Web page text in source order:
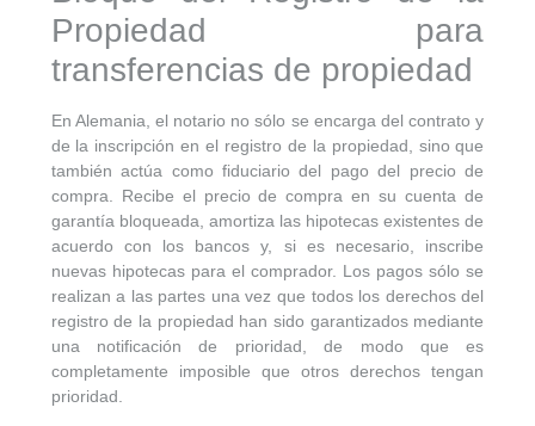
Propiedad para
transferencias de propiedad
En Alemania, el notario no sólo se encarga del contrato y
de la inscripción en el registro de la propiedad, sino que
también actúa como fiduciario del pago del precio de
compra. Recibe el precio de compra en su cuenta de
garantía bloqueada, amortiza las hipotecas existentes de
acuerdo con los bancos y, si es necesario, inscribe
nuevas hipotecas para el comprador. Los pagos sólo se
realizan a las partes una vez que todos los derechos del
registro de la propiedad han sido garantizados mediante
una notificación de prioridad, de modo que es
completamente imposible que otros derechos tengan
prioridad.